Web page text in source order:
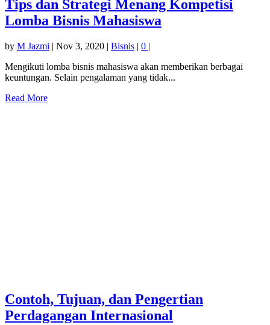
Tips dan Strategi Menang Kompetisi
Lomba Bisnis Mahasiswa
by M Jazmi | Nov 3, 2020 | Bisnis | 0 |
Mengikuti lomba bisnis mahasiswa akan memberikan berbagai
keuntungan. Selain pengalaman yang tidak...
Read More
Contoh, Tujuan, dan Pengertian
Perdagangan Internasional